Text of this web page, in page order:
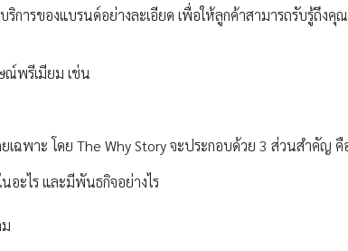
ริการของแบรนด์อย่างละเอียด เพื่อให้ลูกค้าสามารถรับรู้ถึงคุ
ณ์พรีเมียม เช่น
เฉพาะ โดย The Why Story จะประกอบด้วย 3 ส่วนสำคัญ คื
อะไร และมีพันธกิจอย่างไร